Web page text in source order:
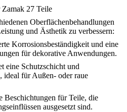
27 Teile
Oberflächenbehandlungen
und Ästhetik zu verbessern:
Korrosionsbeständigkeit und eine
für dekorative Anwendungen.
eine Schutzschicht und
ideal für Außen- oder raue
Beschichtungen für Teile, die
ausgesetzt sind.